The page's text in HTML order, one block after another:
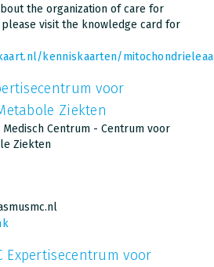
the organization of care for
visit the knowledge card for
kenniskaarten/
voor
Ziekten
Medisch Centrum - Centrum voor
Ziekten
Expertisecentrum voor